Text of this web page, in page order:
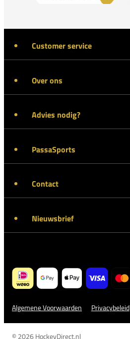
Customer service
Over ons
Advies nodig?
PassaSports
Contact
Nieuwsbrief
Algemene Voorwaarden Privacybeleid
© 2026 HockeyDirect.nl